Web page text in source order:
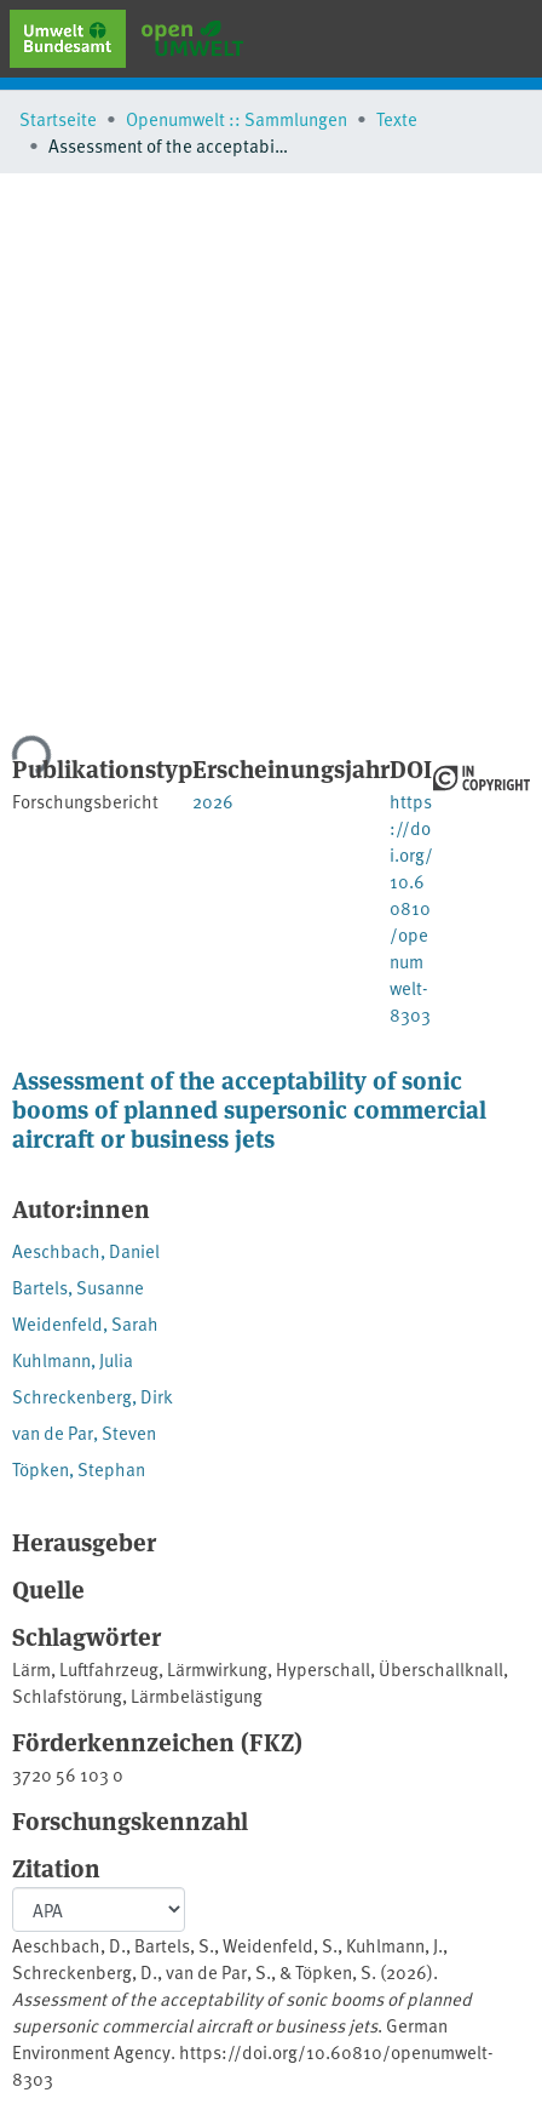
erweiterte Suche
Browse
Startseite Openumwelt :: Sammlungen
Texte
Assessment of the acceptability of sonic booms of planned supersonic commercial aircraft or business jets
Publikationstyp
Forschungsbericht
Erscheinungsjahr
2026
DOI
https
://do
i.org/
10.6
0810
/ope
num
welt-
8303
Assessment of the acceptability of sonic
booms of planned supersonic commercial
aircraft or business jets
Autor:innen
Aeschbach, Daniel
Bartels, Susanne
Weidenfeld, Sarah
Kuhlmann, Julia
Schreckenberg, Dirk
van de Par, Steven
Töpken, Stephan
Herausgeber
Quelle
Schlagwörter
Lärm,Luftfahrzeug,Lärmwirkung,Hyperschall,Überschallknall,
Schlafstörung,Lärmbelästigung
Förderkennzeichen (FKZ)
3720 56 103 0
Forschungskennzahl
Zitation
Aeschbach, D., Bartels, S., Weidenfeld, S., Kuhlmann, J.,
Schreckenberg, D., van de Par, S., & Töpken, S. (2026).
Assessment of the acceptability of sonic booms of planned
supersonic commercial aircraft or business jets. German
Environment Agency. https://doi.org/10.60810/openumwelt-
8303